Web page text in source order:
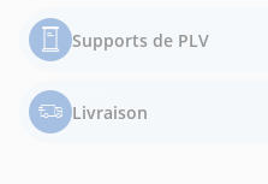
Supports de PLV
Livraison